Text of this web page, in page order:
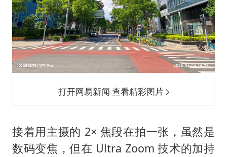
打开网易新闻 查看精彩图片
接着用主摄的 2× 焦段在拍一张，虽然是
数码变焦，但在 Ultra Zoom 技术的加持